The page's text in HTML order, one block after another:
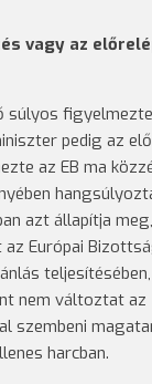
vagy az
súlyos
pedig az
az EB ma
azt állapítja
Európai
nem változtat az
szembeni
harcban.